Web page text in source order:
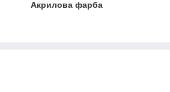
Акрилова фарба